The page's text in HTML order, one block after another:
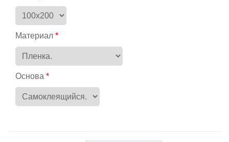
Материал
Основа